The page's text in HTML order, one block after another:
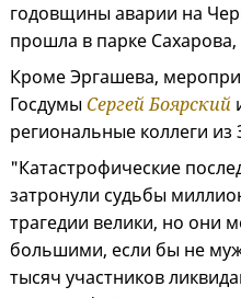
годовщины аварии на
прошла в парке
Кроме Эргашева,
ГосдумыСергей Боярский
региональные коллеги из
"Катастрофические
затронули судьбы
трагедии велики, но они
большими, если бы не
тысяч участников